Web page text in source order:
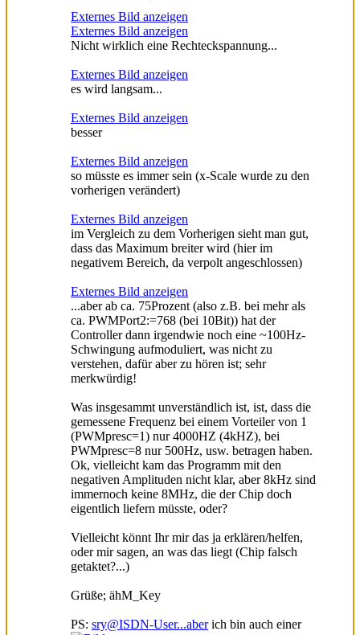
Externes Bild anzeigen
Externes Bild anzeigen
Nicht wirklich eine Rechteckspannung...
Externes Bild anzeigen
es wird langsam...
Externes Bild anzeigen
besser
Externes Bild anzeigen
so müsste es immer sein (x-Scale wurde zu den
vorherigen verändert)
Externes Bild anzeigen
im Vergleich zu dem Vorherigen sieht man gut,
dass das Maximum breiter wird (hier im
negativem Bereich, da verpolt angeschlossen)
Externes Bild anzeigen
...aber ab ca. 75Prozent (also z.B. bei mehr als
ca. PWMPort2:=768 (bei 10Bit)) hat der
Controller dann irgendwie noch eine ~100Hz-
Schwingung aufmoduliert, was nicht zu
verstehen, dafür aber zu hören ist; sehr
merkwürdig!
Was insgesammt unverständlich ist, ist, dass die
gemessene Frequenz bei einem Vorteiler von 1
(PWMpresc=1) nur 4000HZ (4kHZ), bei
PWMpresc=8 nur 500Hz, usw. betragen haben.
Ok, vielleicht kam das Programm mit den
negativen Amplituden nicht klar, aber 8kHz sind
immernoch keine 8MHz, die der Chip doch
eigentlich liefern müsste, oder?
Vielleicht könnt Ihr mir das ja erklären/helfen,
oder mir sagen, an was das liegt (Chip falsch
getaktet?...)
Grüße; ähM_Key
PS: sry@ISDN-User...aberich bin auch einer